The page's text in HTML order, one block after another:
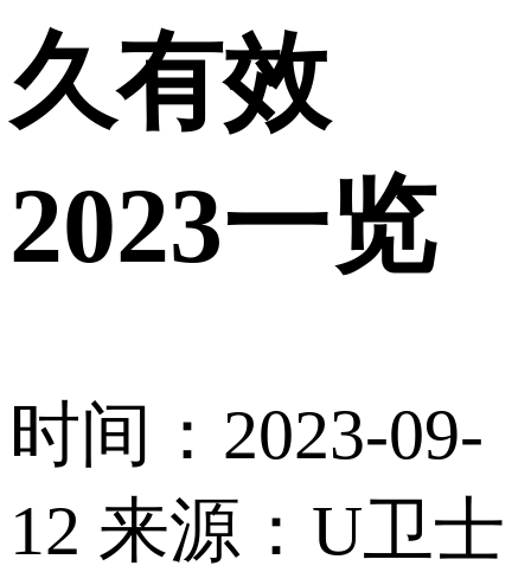
久有效
2023一览
时间：2023-09-
12 来源：U卫士